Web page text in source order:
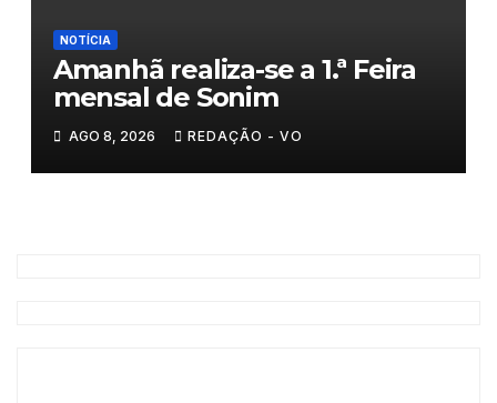
NOTÍCIA
Amanhã realiza-se a 1.ª Feira
mensal de Sonim
AGO 8, 2026 REDAÇÃO - VO